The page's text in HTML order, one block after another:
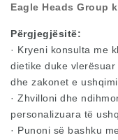
Eagle Heads Group
Përgjegjësitë:
· Kryeni konsulta me
dietike duke
dhe zakonet e
· Zhvilloni dhe
personalizuara të
· Punoni së bashku